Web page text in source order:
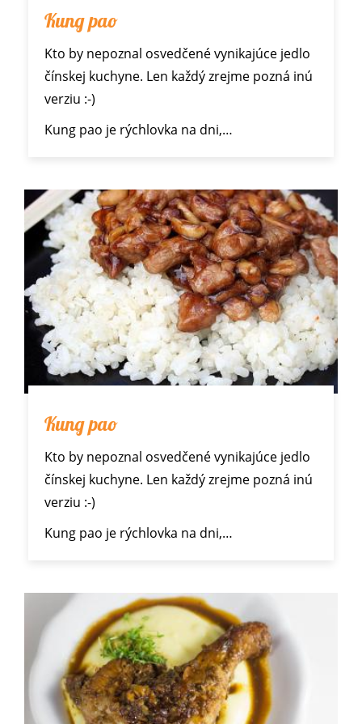
Kung pao
Kto by nepoznal osvedčené vynikajúce jedlo
čínskej kuchyne. Len každý zrejme pozná inú
verziu :-)
Kung pao je rýchlovka na dni,…
Kung pao
Kto by nepoznal osvedčené vynikajúce jedlo
čínskej kuchyne. Len každý zrejme pozná inú
verziu :-)
Kung pao je rýchlovka na dni,…